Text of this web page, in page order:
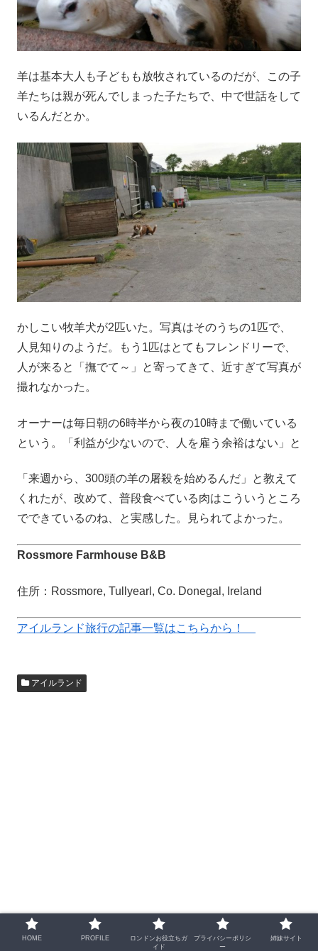
羊は基本大人も子どもも放牧されているのだが、この子
羊たちは親が死んでしまった子たちで、中で世話をして
いるんだとか。
かしこい牧羊犬が2匹いた。写真はそのうちの1匹で、
人見知りのようだ。もう1匹はとてもフレンドリーで、
人が来ると「撫でて～」と寄ってきて、近すぎて写真が
撮れなかった。
オーナーは毎日朝の6時半から夜の10時まで働いている
という。「利益が少ないので、人を雇う余裕はない」と
「来週から、300頭の羊の屠殺を始めるんだ」と教えて
くれたが、改めて、普段食べている肉はこういうところ
でできているのね、と実感した。見られてよかった。
Rossmore Farmhouse B&B
住所：Rossmore, Tullyearl, Co. Donegal, Ireland
アイルランド旅行の記事一覧はこちらから！
アイルランド
シェアする
HOME PROFILE
ロンドンお役立ちガ
イド
プライバシーポリシ
ー
姉妹サイト